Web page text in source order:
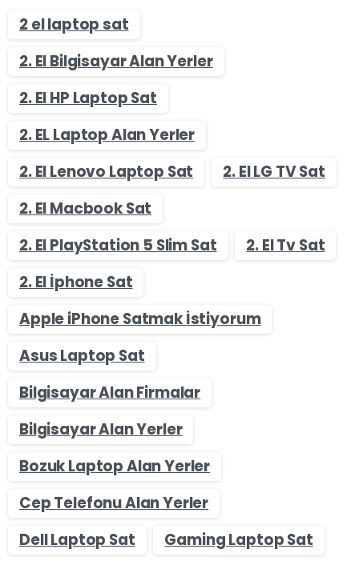
2 el laptop sat
2. El Bilgisayar Alan Yerler
2. El HP Laptop Sat
2. EL Laptop Alan Yerler
2. El Lenovo Laptop Sat
2. El LG TV Sat
2. El Macbook Sat
2. El PlayStation 5 Slim Sat
2. El Tv Sat
2. El İphone Sat
Apple iPhone Satmak İstiyorum
Asus Laptop Sat
Bilgisayar Alan Firmalar
Bilgisayar Alan Yerler
Bozuk Laptop Alan Yerler
Cep Telefonu Alan Yerler
Dell Laptop Sat
Gaming Laptop Sat